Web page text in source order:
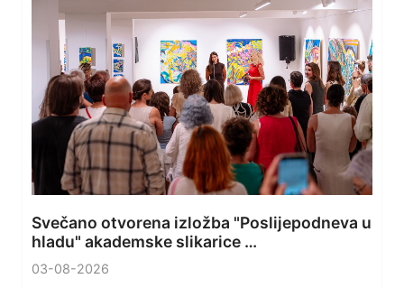
Svečano otvorena izložba "Poslijepodneva u
hladu" akademske slikarice …
03-08-2026